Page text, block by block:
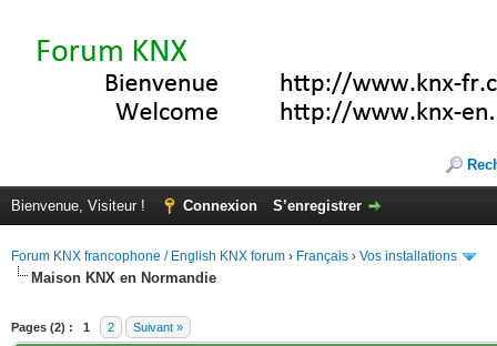
Bienvenue, Visiteur ! Connexion S’enregistrer
Forum KNX francophone / English KNX forum › Français › Vos installations
Maison KNX en Normandie
Pages (2) : 1 2 Suivant »